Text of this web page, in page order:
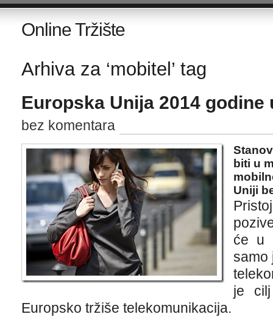
Online Tržište
Arhiva za ‘mobitel’ tag
Europska Unija 2014 godine
bez komentara
biti u
Uniji
će u
samo
je
Europsko tržiše telekomunikacija.